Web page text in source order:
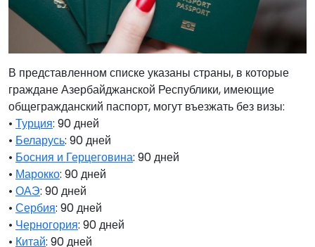
В представленном списке указаны страны, в которые
граждане Азербайджанской Республики, имеющие
общегражданский паспорт, могут въезжать без визы:
• Турция: 90 дней
• Беларусь: 90 дней
• Босния и Герцеговина: 90 дней
• Марокко: 90 дней
• ОАЭ: 90 дней
• Сербия: 90 дней
• Черногория: 90 дней
• Китай: 90 дней